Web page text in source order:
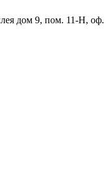
дом 9, пом. 11-Н, оф.